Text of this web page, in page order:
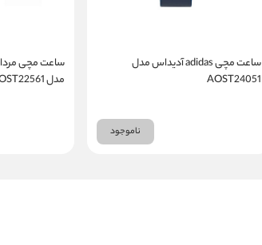
ساعت مچی adidas آدیداس مدل
AOST24051
ناموجود
مدل AOST22561